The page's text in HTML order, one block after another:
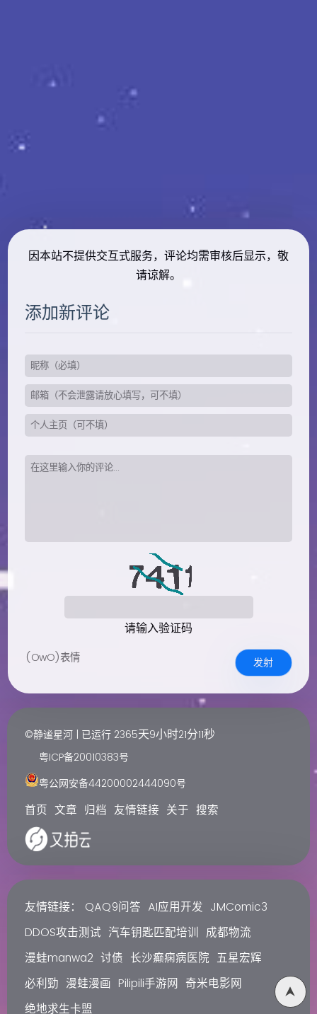
因本站不提供交互式服务，评论均需审核后显示，敬
请谅解。
添加新评论
请输入验证码
(OwO)表情 发射
©静谧星河 | 已运行 2365天9小时21分12秒
粤ICP备20010383号
粤公网安备44200002444090号
首页 文章 归档 友情链接 关于 搜索
友情链接： QAQ9问答 AI应用开发 JMComic3
DDOS攻击测试 汽车钥匙匹配培训 成都物流
漫蛙manwa2 讨债 长沙癫痫病医院 五星宏辉
必利勁 漫蛙漫画 Pilipili手游网 奇米电影网
绝地求生卡盟